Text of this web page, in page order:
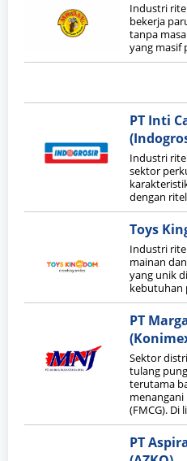
Industri
bekerja
tanpa
yang masif
PT Inti
Industri
sektor
dengan
Toys
Industri
mainan
yang unik
kebutuhan
PT
Sektor
tulang
terutama
(FMCG). Di
PT